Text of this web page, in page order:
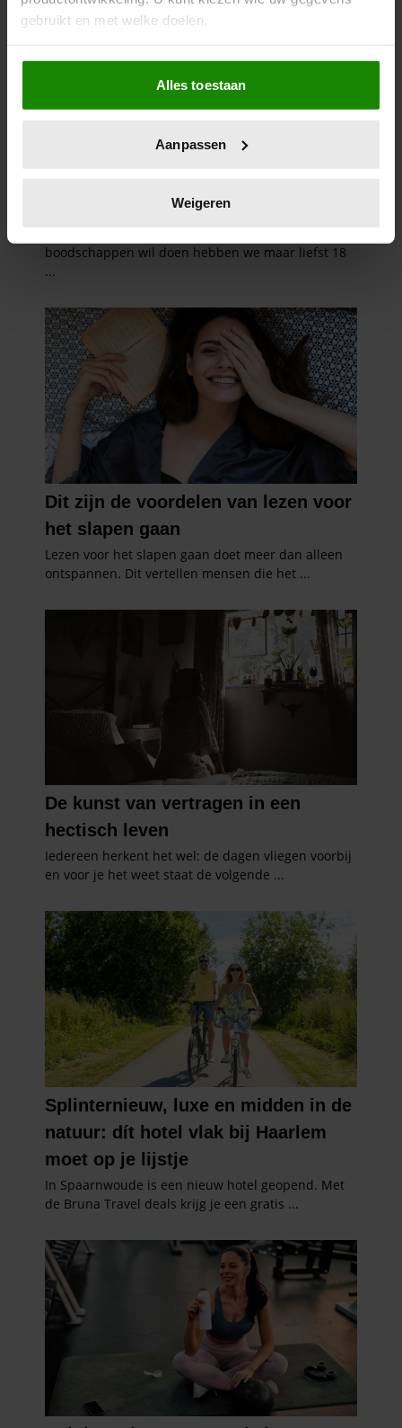
gebruikt en met welke doelen.
Als u het toestaat, willen we ook graag:
Informatie verzamelen over uw geografische
locatie, die tot een paar meter nauwkeurig kan zijn
scannen op specifieke eigenschappen (fingerprinting)
verwerkt en stel uw voorkeuren in het
intrekken in de Cookieverklaring.
personaliseren, om functies voor social media te bieden
en om ons websiteverkeer te analyseren. Ook delen we
informatie over uw gebruik van onze site met onze
partners voor social media, adverteren en analyse. Deze
partners kunnen deze gegevens combineren met andere
informatie die u aan ze heeft verstrekt of die ze hebben
verzameld op basis van uw gebruik van hun services. U
gaat akkoord met onze cookies als u onze website blijft
gebruiken.
Alles toestaan
Aanpassen
Weigeren